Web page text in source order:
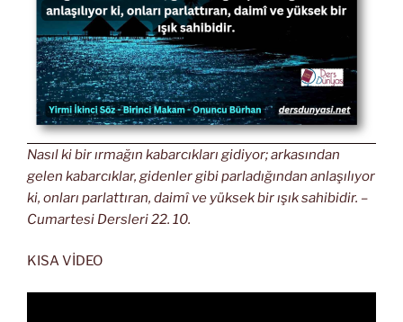
Nasıl ki bir ırmağın kabarcıkları gidiyor; arkasından
gelen kabarcıklar, gidenler gibi parladığından anlaşılıyor
ki, onları parlattıran, daimî ve yüksek bir ışık sahibidir. –
Cumartesi Dersleri 22. 10.
KISA VİDEO